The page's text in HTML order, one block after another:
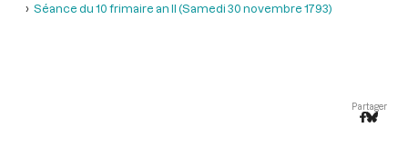
Séance du 10 frimaire an II (Samedi 30 novembre 1793)
Partager